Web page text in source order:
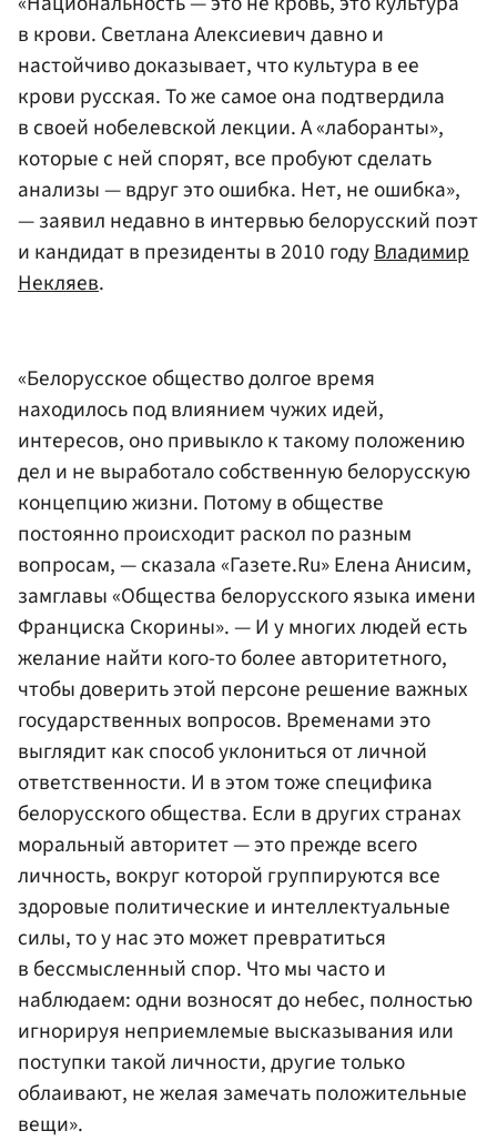
в крови. Светлана Алексиевич давно и
настойчиво доказывает, что культура в ее
крови русская. То же самое она подтвердила
в своей нобелевской лекции. А «лаборанты»,
которые с ней спорят, все пробуют сделать
анализы — вдруг это ошибка. Нет, не ошибка»,
— заявил недавно в интервью белорусский поэт
и кандидат в президенты в 2010 годуВладимир
Некляев.
«Белорусское общество долгое время
находилось под влиянием чужих идей,
интересов, оно привыкло к такому положению
дел и не выработало собственную белорусскую
концепцию жизни. Потому в обществе
постоянно происходит раскол по разным
вопросам, — сказала «Газете.Ru» Елена Анисим,
замглавы «Общества белорусского языка имени
Франциска Скорины». — И у многих людей есть
желание найти кого-то более авторитетного,
чтобы доверить этой персоне решение важных
государственных вопросов. Временами это
выглядит как способ уклониться от личной
ответственности. И в этом тоже специфика
белорусского общества. Если в других странах
моральный авторитет — это прежде всего
личность, вокруг которой группируются все
здоровые политические и интеллектуальные
силы, то у нас это может превратиться
в бессмысленный спор. Что мы часто и
наблюдаем: одни возносят до небес, полностью
игнорируя неприемлемые высказывания или
поступки такой личности, другие только
облаивают, не желая замечать положительные
вещи».